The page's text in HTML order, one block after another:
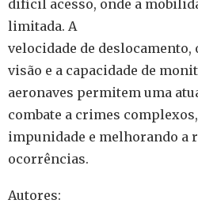
difícil acesso, onde a
limitada. A
velocidade de deslocamento,
visão e a capacidade de
aeronaves permitem uma
combate a crimes
impunidade e melhorando a
ocorrências.
Autores: